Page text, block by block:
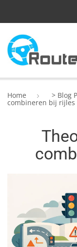
RIJLESSEN
VRAGEN
Home > Blog
combineren bij rijles